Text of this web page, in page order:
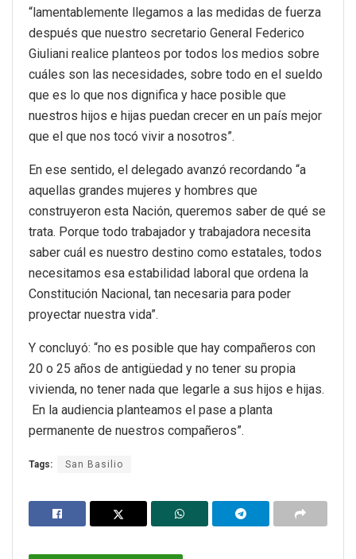
“lamentablemente llegamos a las medidas de fuerza
después que nuestro secretario General Federico
Giuliani realice planteos por todos los medios sobre
cuáles son las necesidades, sobre todo en el sueldo
que es lo que nos dignifica y hace posible que
nuestros hijos e hijas puedan crecer en un país mejor
que el que nos tocó vivir a nosotros”.
En ese sentido, el delegado avanzó recordando “a
aquellas grandes mujeres y hombres que
construyeron esta Nación, queremos saber de qué se
trata. Porque todo trabajador y trabajadora necesita
saber cuál es nuestro destino como estatales, todos
necesitamos esa estabilidad laboral que ordena la
Constitución Nacional, tan necesaria para poder
proyectar nuestra vida”.
Y concluyó: “no es posible que hay compañeros con
20 o 25 años de antigüedad y no tener su propia
vivienda, no tener nada que legarle a sus hijos e hijas.
En la audiencia planteamos el pase a planta
permanente de nuestros compañeros”.
Tags: San Basilio